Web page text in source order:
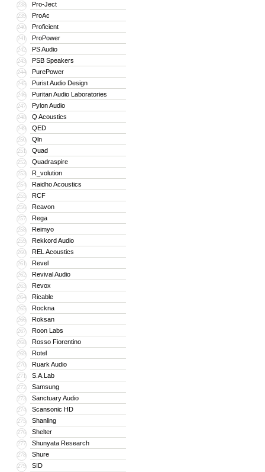
238 Pro-Ject
239 ProAc
240 Proficient
241 ProPower
242 PS Audio
243 PSB Speakers
244 PurePower
245 Purist Audio Design
246 Puritan Audio Laboratories
247 Pylon Audio
248 Q Acoustics
249 QED
250 Qln
251 Quad
252 Quadraspire
253 R_volution
254 Raidho Acoustics
255 RCF
256 Reavon
257 Rega
258 Reimyo
259 Rekkord Audio
260 REL Acoustics
261 Revel
262 Revival Audio
263 Revox
264 Ricable
265 Rockna
266 Roksan
267 Roon Labs
268 Rosso Fiorentino
269 Rotel
270 Ruark Audio
271 S.A.Lab
272 Samsung
273 Sanctuary Audio
274 Scansonic HD
275 Shanling
276 Shelter
277 Shunyata Research
278 Shure
279 SID